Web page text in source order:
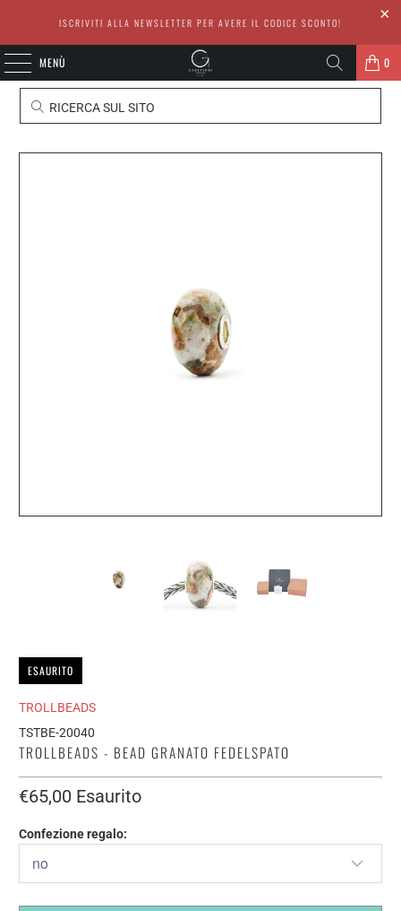
ISCRIVITI ALLA NEWSLETTER PER AVERE IL CODICE SCONTO!
MENÙ 0
RICERCA SUL SITO
ESAURITO
TROLLBEADS
TSTBE-20040
TROLLBEADS - BEAD GRANATO FEDELSPATO
€65,00 Esaurito
Confezione regalo: